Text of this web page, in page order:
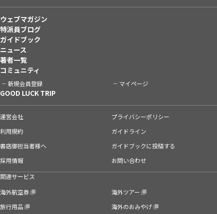
ウェブマガジン
特派員ブログ
ガイドブック
ニュース
著者一覧
コミュニティ
新規会員登録 マイページ
GOOD LUCK TRIP
運営会社
プライバシーポリシー
利用規約
ガイドライン
書店御担当者様へ
ガイドブックに投稿する
採用情報
お問い合わせ
関連サービス
海外航空券
海外ツアー
旅行用品
海外のおみやげ